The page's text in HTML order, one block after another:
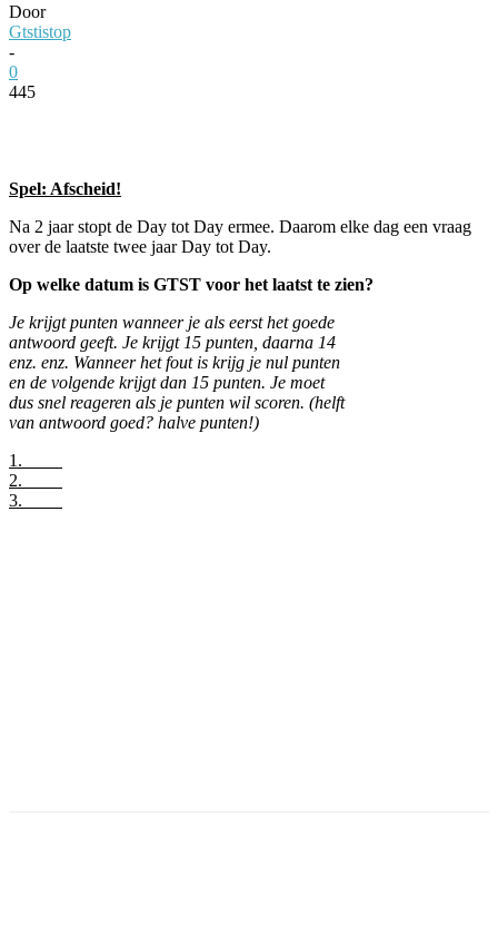
Door
Gtstistop
-
0
445
Spel: Afscheid!
Na 2 jaar stopt de Day tot Day ermee. Daarom elke dag een vraag
over de laatste twee jaar Day tot Day.
Op welke datum is GTST voor het laatst te zien?
Je krijgt punten wanneer je als eerst het goede
antwoord geeft. Je krijgt 15 punten, daarna 14
enz. enz. Wanneer het fout is krijg je nul punten
en de volgende krijgt dan 15 punten. Je moet
dus snel reageren als je punten wil scoren. (helft
van antwoord goed? halve punten!)
1.
2.
3.